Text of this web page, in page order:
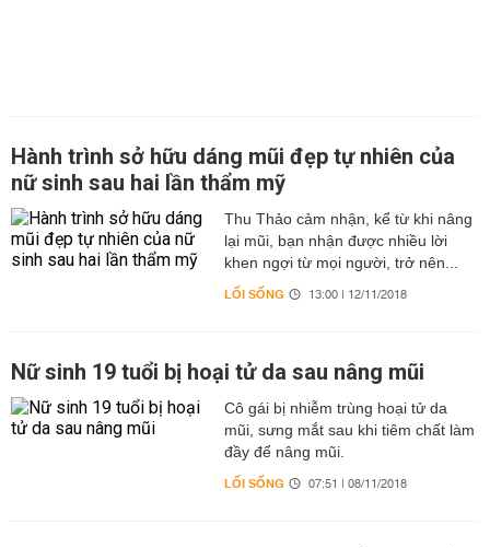
Hành trình sở hữu dáng mũi đẹp tự nhiên của
nữ sinh sau hai lần thẩm mỹ
Thu Thảo cảm nhận, kể từ khi nâng
lại mũi, bạn nhận được nhiều lời
khen ngợi từ mọi người, trở nên...
LỐI SỐNG 13:00 | 12/11/2018
Nữ sinh 19 tuổi bị hoại tử da sau nâng mũi
Cô gái bị nhiễm trùng hoại tử da
mũi, sưng mắt sau khi tiêm chất làm
đầy để nâng mũi.
LỐI SỐNG 07:51 | 08/11/2018